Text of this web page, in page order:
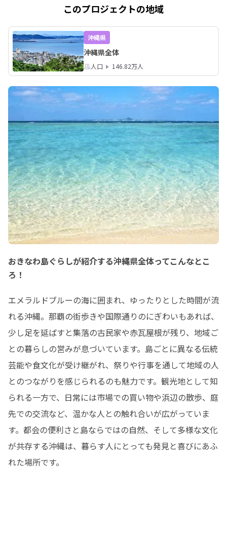
りがあり、落ち着いて話ができるのも
魅力です。当日は、沖縄移住ガイドブ
ック最新版を配布いたします。
このプロジェクトの地域
沖縄県
沖縄県全体
人口 146.82万人
おきなわ島ぐらしが紹介する沖縄県全体ってこんなとこ
ろ！
エメラルドブルーの海に囲まれ、ゆったりとした時間が流
れる沖縄。那覇の街歩きや国際通りのにぎわいもあれば、
少し足を延ばすと集落の古民家や赤瓦屋根が残り、地域ご
との暮らしの営みが息づいています。島ごとに異なる伝統
芸能や食文化が受け継がれ、祭りや行事を通して地域の人
とのつながりを感じられるのも魅力です。観光地として知
られる一方で、日常には市場での買い物や浜辺の散歩、庭
先での交流など、温かな人との触れ合いが広がっていま
す。都会の便利さと島ならではの自然、そして多様な文化
が共存する沖縄は、暮らす人にとっても発見と喜びにあふ
れた場所です。